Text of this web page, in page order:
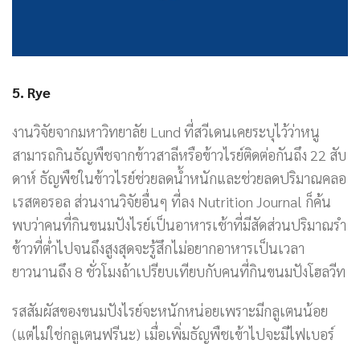
5. Rye
งานวิจัยจากมหาวิทยาลัย Lund ที่สวีเดนเคยระบุไว้ว่าหนู
สามารถกินธัญพืชจากข้าวสาลีหรือข้าวไรย์ติดต่อกันถึง 22 สับ
ดาห์ ธัญพืชในข้าวไรย์ช่วยลดน้ำหนักและช่วยลดปริมาณคลอ
เรสตอรอล ส่วนงานวิจัยอื่นๆ ที่ลง Nutrition Journal ก็ค้น
พบว่าคนที่กินขนมปังไรย์เป็นอาหารเช้าที่มีสัดส่วนปริมาณรำ
ข้าวที่ต่ำไปจนถึงสูงสุดจะรู้สึกไม่อยากอาหารเป็นเวลา
ยาวนานถึง 8 ชั่วโมงถ้าเปรียบเทียบกับคนที่กินขนมปังโฮลวีท
รสสัมผัสของขนมปังไรย์จะหนักหน่อยเพราะมีกลูเตนน้อย
(แต่ไม่ใช่กลูเตนฟรีนะ) เมื่อเพิ่มธัญพืชเข้าไปจะมีไฟเบอร์